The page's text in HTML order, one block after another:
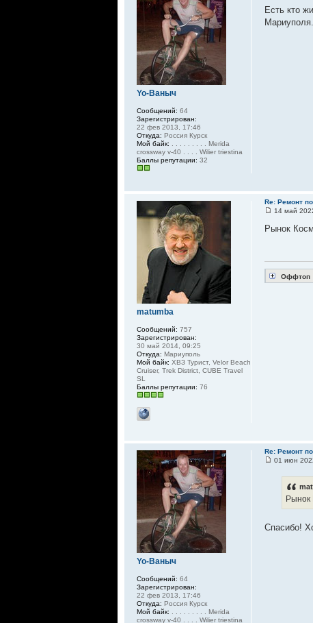
Есть кто
Yo-Ваныч
Сообщений: 64
Зарегистрирован:
22 фев 2013, 17:46
Откуда: Россия Курск
Мой байк: . . . . . . . . . Merida
crossway v-40 . . . . Wilier triestina
Баллы репутации: 32
Re: Ремонт
14 май
Рынок
Оффтоп
matumba
Сообщений: 757
Зарегистрирован:
30 май 2014, 09:25
Откуда: Мариуполь
Мой байк: ХВЗ Турист, Velor Beach
Cruiser, Trek District, CUBE Travel
SL
Баллы репутации: 76
Re: Ремонт
01 июн
Рынок
Спасибо!
Yo-Ваныч
Сообщений: 64
Зарегистрирован:
22 фев 2013, 17:46
Откуда: Россия Курск
Мой байк: . . . . . . . . . Merida
crossway v-40 . . . . Wilier triestina